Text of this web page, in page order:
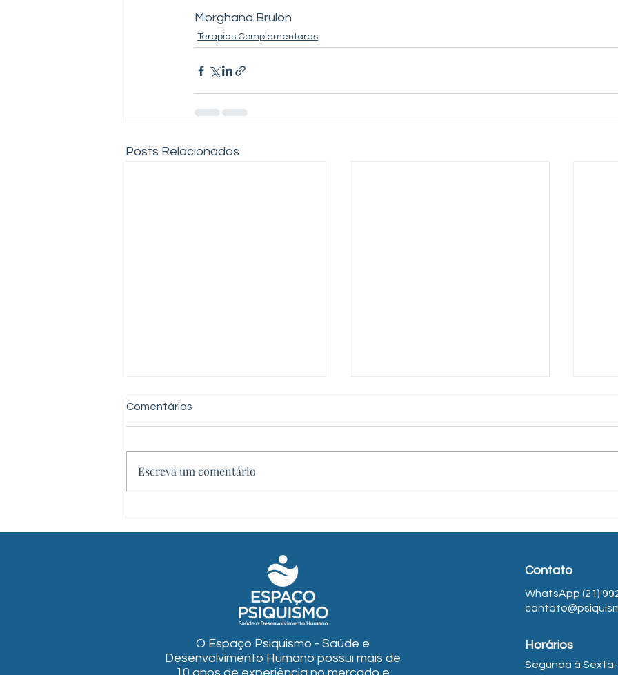
Morghana Brulon
Terapias Complementares
Posts Relacionados
Comentários
Escreva um comentário
O Espaço Psiquismo - Saúde e
Desenvolvimento Humano possui mais de
Contato
WhatsApp (21)
Horários
Segunda à